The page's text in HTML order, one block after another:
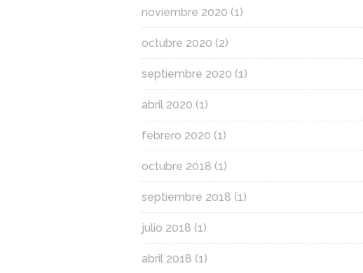
noviembre 2020 (1)
octubre 2020 (2)
septiembre 2020 (1)
abril 2020 (1)
febrero 2020 (1)
octubre 2018 (1)
septiembre 2018 (1)
julio 2018 (1)
abril 2018 (1)